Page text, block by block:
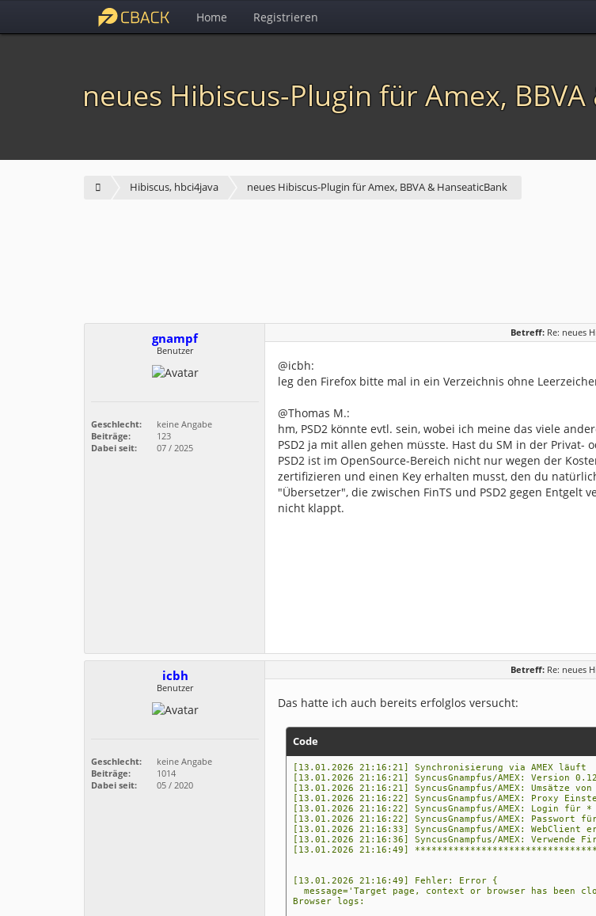
Home Registrieren
neues Hibiscus-Plugin für Amex,
Hibiscus, hbci4java neues Hibiscus-Plugin für Amex, BBVA & HanseaticBank
gnampf
Benutzer
Geschlecht:
keine Angabe
Beiträge:
123
Dabei seit:
07 / 2025
Betreff: Re: neues
@icbh:
leg den Firefox bitte mal in ein Verzeichnis ohne
@Thomas M.:
hm, PSD2 könnte evtl. sein, wobei ich meine das viele
PSD2 ja mit allen gehen müsste. Hast du SM in der Privat-
PSD2 ist im OpenSource-Bereich nicht nur wegen der
zertifizieren und einen Key erhalten musst, den du
"Übersetzer", die zwischen FinTS und PSD2 gegen
nicht klappt.
icbh
Benutzer
Geschlecht:
keine Angabe
Beiträge:
1014
Dabei seit:
05 / 2020
Betreff: Re: neues
Das hatte ich auch bereits erfolglos versucht:
Code
[13.01.2026 21:16:21] Synchronisierung via AMEX läuft
[13.01.2026 21:16:21] SyncusGnampfus/AMEX: Version
[13.01.2026 21:16:21] SyncusGnampfus/AMEX: Umsätze
[13.01.2026 21:16:22] SyncusGnampfus/AMEX: Proxy
[13.01.2026 21:16:22] SyncusGnampfus/AMEX: Login für
[13.01.2026 21:16:22] SyncusGnampfus/AMEX:
[13.01.2026 21:16:33] SyncusGnampfus/AMEX: WebClient
[13.01.2026 21:16:36] SyncusGnampfus/AMEX:
[13.01.2026 21:16:49]
[13.01.2026 21:16:49] Fehler: Error {
message='Target page, context or browser has been
Browser logs: